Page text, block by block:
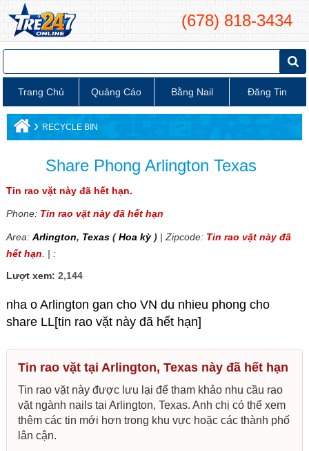
(678) 818-3434
Trang Chủ Quảng Cáo Bằng Nail Đăng Tin
› RECYCLE BIN
Share Phong Arlington Texas
Tin rao vặt này đã hết hạn.
Phone: Tin rao vặt này đã hết hạn
Area: Arlington, Texas(Hoa kỳ)| Zipcode: Tin rao vặt này đã
hết hạn . | :
Lượt xem: 2,144
nha o Arlington gan cho VN du nhieu phong cho
share LL[tin rao vặt này đã hết hạn]
Tin rao vặt tại Arlington, Texas này đã hết hạn
Tin rao vặt này được lưu lại để tham khảo nhu cầu rao
vặt ngành nails tại Arlington, Texas. Anh chị có thể xem
thêm các tin mới hơn trong khu vực hoặc các thành phố
lân cận.